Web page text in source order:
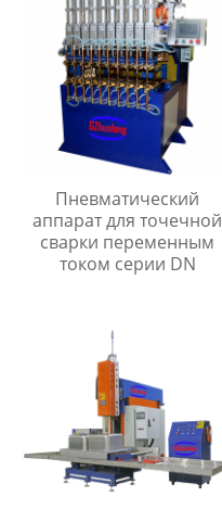
Пневматический
аппарат для точечной
сварки переменным
током серии DN